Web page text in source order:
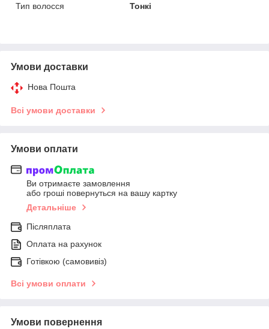
Тип волосся
Тонкі
Умови доставки
Нова Пошта
Всі умови доставки
Умови оплати
Ви отримаєте замовлення
або гроші повернуться на вашу картку
Детальніше
Післяплата
Оплата на рахунок
Готівкою (самовивіз)
Всі умови оплати
Умови повернення